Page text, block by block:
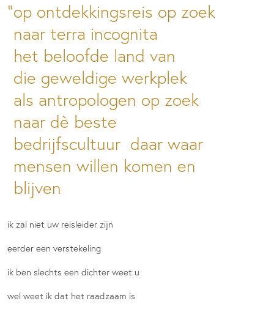
op ontdekkingsreis op zoek
naar terra incognita
het beloofde land van
die geweldige werkplek
als antropologen op zoek
naar dè beste
bedrijfscultuur daar waar
mensen willen komen en
blijven
ik zal niet uw reisleider zijn
eerder een verstekeling
ik ben slechts een dichter weet u
wel weet ik dat het raadzaam is